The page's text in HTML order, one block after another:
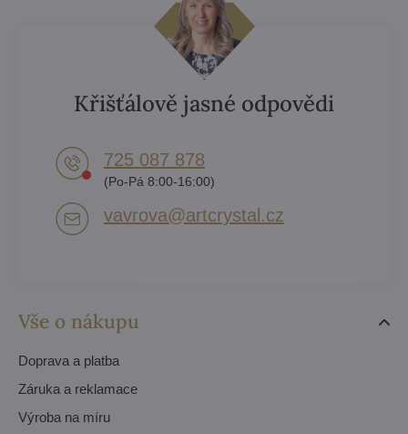
Vše o nákupu
Doprava a platba
Záruka a reklamace
Výroba na míru
Křišťálově jasné odpovědi
725 087 878​
(Po-Pá 8:00-16:00)
vavrova​@artcrystal​.cz